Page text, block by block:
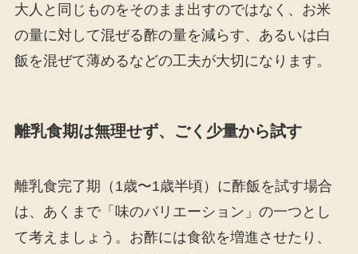
大人と同じものをそのまま出すのではなく、お米
の量に対して混ぜる酢の量を減らす、あるいは白
飯を混ぜて薄めるなどの工夫が大切になります。
離乳食期は無理せず、ごく少量から試す
離乳食完了期（1歳〜1歳半頃）に酢飯を試す場合
は、あくまで「味のバリエーション」の一つとし
て考えましょう。お酢には食欲を増進させたり、